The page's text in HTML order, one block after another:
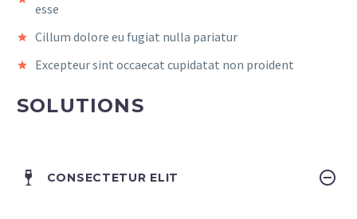
esse
Cillum dolore eu fugiat nulla pariatur
Excepteur sint occaecat cupidatat non proident
SOLUTIONS
CONSECTETUR ELIT